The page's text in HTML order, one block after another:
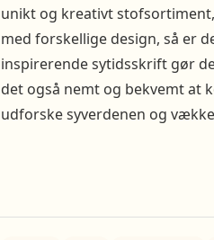
unikt og kreativt
med forskellige design, så er
inspirerende sytidsskrift gør
det også nemt og bekvemt at
udforske syverdenen og